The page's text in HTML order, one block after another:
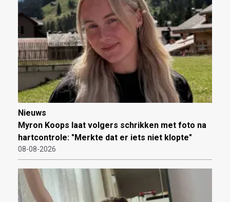
Nieuws
Myron Koops laat volgers schrikken met foto na
hartcontrole: "Merkte dat er iets niet klopte"
08-08-2026